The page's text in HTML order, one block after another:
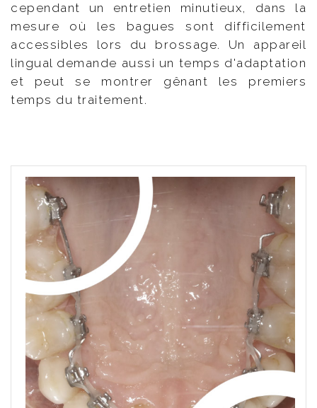
cependant un entretien minutieux, dans la
mesure où les bagues sont difficilement
accessibles lors du brossage. Un appareil
lingual demande aussi un temps d'adaptation
et peut se montrer gênant les premiers
temps du traitement.